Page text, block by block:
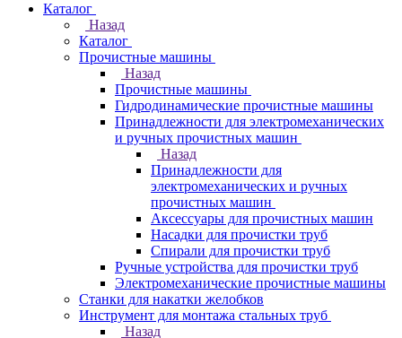
Каталог
Назад
Каталог
Прочистные машины
Назад
Прочистные машины
Гидродинамические прочистные машины
Принадлежности для электромеханических
и ручных прочистных машин
Назад
Принадлежности для
электромеханических и ручных
прочистных машин
Аксессуары для прочистных машин
Насадки для прочистки труб
Спирали для прочистки труб
Ручные устройства для прочистки труб
Электромеханические прочистные машины
Станки для накатки желобков
Инструмент для монтажа стальных труб
Назад